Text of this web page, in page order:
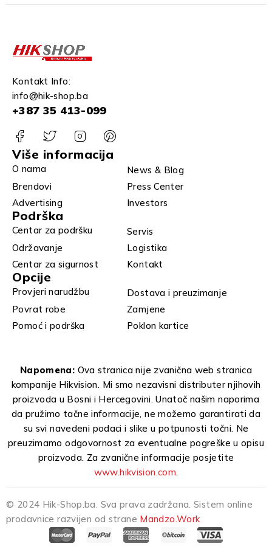
Kontakt Info:
info@hik-shop.ba
+387 35 413-099
Više informacija
O nama
News & Blog
Brendovi
Press Center
Advertising
Investors
Podrška
Centar za podršku
Servis
Održavanje
Logistika
Centar za sigurnost
Kontakt
Opcije
Provjeri narudžbu
Dostava i preuzimanje
Povrat robe
Zamjene
Pomoć i podrška
Poklon kartice
Napomena: Ova stranica nije zvanična web stranica
kompanije Hikvision. Mi smo nezavisni distributer njihovih
proizvoda u Bosni i Hercegovini. Unatoč našim naporima
da pružimo tačne informacije, ne možemo garantirati da
su svi navedeni podaci i slike u potpunosti točni. Ne
preuzimamo odgovornost za eventualne pogreške u opisu
proizvoda. Za zvanične informacije posjetite
www.hikvision.com.
© 2024 Hik-Shop.ba. Sva prava zadržana. Sistem online
prodavnice razvijen od strane Mandzo.Work